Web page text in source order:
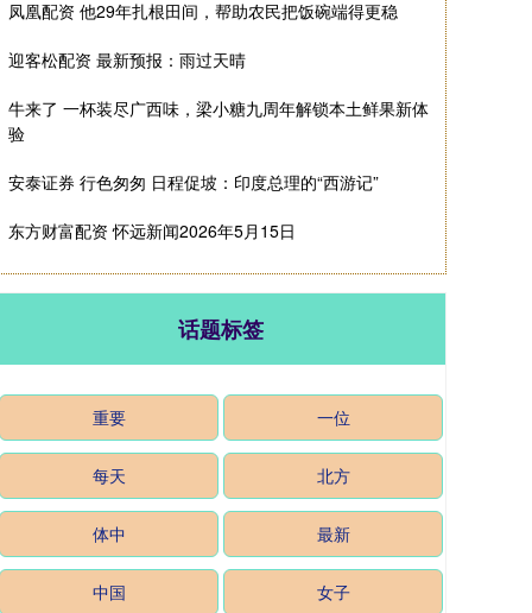
凤凰配资 他29年扎根田间，帮助农民把饭碗端得更稳
迎客松配资 最新预报：雨过天晴
牛来了 一杯装尽广西味，梁小糖九周年解锁本土鲜果新体
验
安泰证券 行色匆匆 日程促坡：印度总理的“西游记”
东方财富配资 怀远新闻2026年5月15日
话题标签
重要 一位
每天 北方
体中 最新
中国 女子